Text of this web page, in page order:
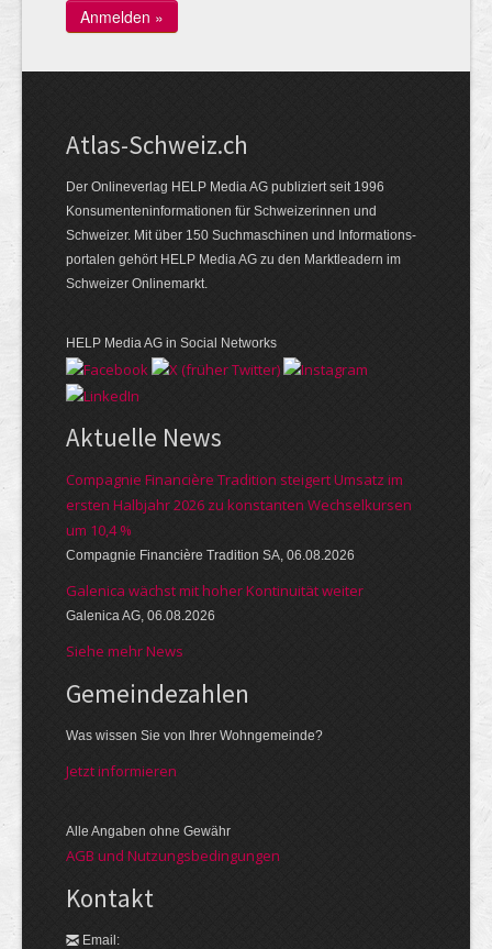
Atlas-Schweiz.ch
Der Onlineverlag HELP Media AG publiziert seit 1996
Konsumenten­infor­mationen für Schwei­zerinnen und
Schweizer. Mit über 150 Such­ma­schinen und Infor­mations­
portalen gehört HELP Media AG zu den Markt­leadern im
Schweizer Onlinemarkt.
HELP Media AG in Social Networks
Aktuelle News
Compagnie Financière Tradition steigert Umsatz im
ersten Halbjahr 2026 zu konstanten Wechselkursen
um 10,4 %
Compagnie Financière Tradition SA, 06.08.2026
Galenica wächst mit hoher Kontinuität weiter
Galenica AG, 06.08.2026
Siehe mehr News
Gemeinde­zahlen
Was wissen Sie von Ihrer Wohngemeinde?
Jetzt informieren
Alle Angaben ohne Gewähr
AGB und Nutzungsbedingungen
Kontakt
Email: